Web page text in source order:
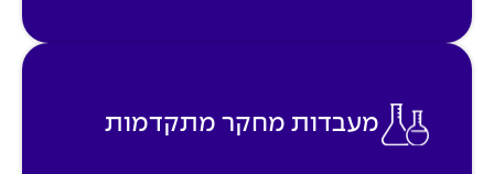
מעבדות מחקר מתקדמות